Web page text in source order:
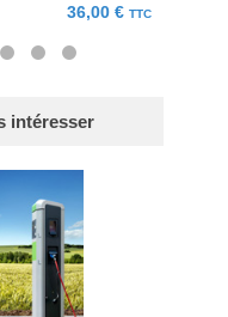
36,00 € TTC
intéresser